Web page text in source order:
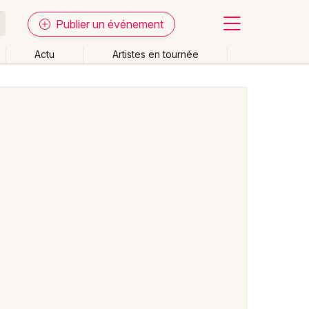
Publier un événement
Actu Artistes en tournée